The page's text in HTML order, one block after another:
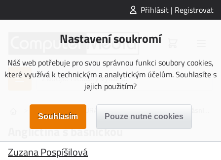
Přihlásit | Registrovat
Nastavení soukromí
Náš web potřebuje pro svou správnou funkci soubory cookies,
které využívá k technickým a analytickým účelům. Souhlasíte s
jejich použitím?
NAUČNÁ LITERATURA
Angličtina s básničkou
Zuzana Pospíšilová